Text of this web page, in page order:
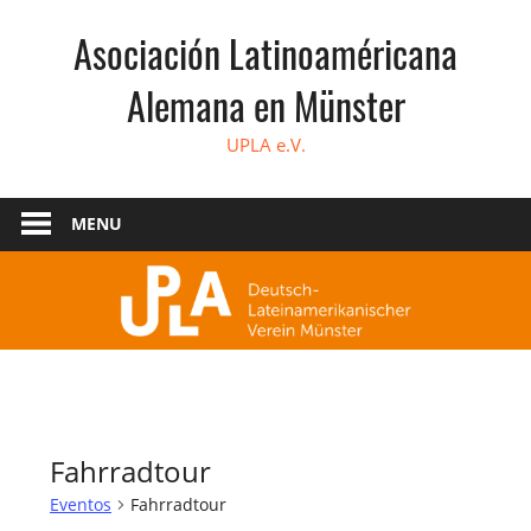
Asociación Latinoaméricana
Alemana en Münster
UPLA e.V.
MENU
Fahrradtour
Eventos Fahrradtour